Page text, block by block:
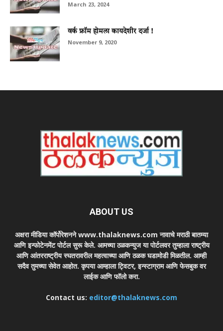
March 23, 2024
वर्क फ्रॉम होमला कायदेशीर दर्जा !
November 9, 2020
ABOUT US
अक्षरा मीडिया कॉर्पोरेशनने www.thalaknews.com नावाचे मराठी बातम्या
आणि इन्फोटेनमेंट पोर्टल सुरू केले. आमच्या ठळकन्युज या पोर्टलवर तुम्हाला राष्ट्रीय
आणि आंतरराष्ट्रीय स्घतरावरील महत्वाच्या आणि ठळक घडामोडी मिळतील. आम्ही
सदैव तुमच्या सेवेत आहोत. कृपया आम्हाला ट्विटर, इन्स्टाग्राम आणि फेसबुक वर
लाईक आणि फॉलो करा.
Contact us: editor@thalaknews.com